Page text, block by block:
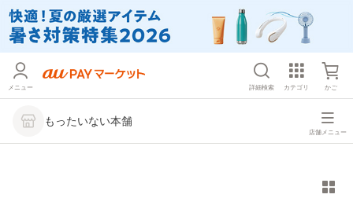
メニュー 詳細検索 カテゴリ かご
もったいない本舗
店舗メニュー